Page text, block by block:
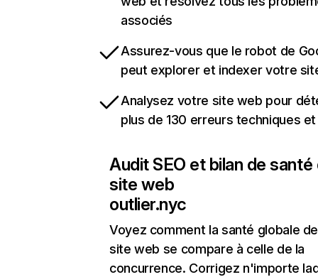
associés
Assurez-vous que le robot de
peut explorer et indexer votre
Analysez votre site web pour
plus de 130 erreurs techniques et
Audit SEO et bilan de santé
site web
outlier.nyc
Voyez comment la santé globale
site web se compare à celle de la
concurrence. Corrigez n'importe